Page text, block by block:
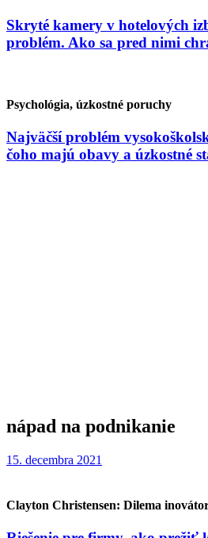
Skryté kamery v hotelových
problém. Ako sa pred nimi
Psychológia, úzkostné poruchy
Najväčší problém
čoho majú obavy a úzkostné
nápad na podnikanie
15. decembra 2021
Clayton Christensen: Dilema